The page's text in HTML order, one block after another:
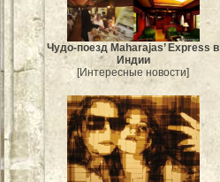
Чудо-поезд Maharajas’ Express в
Индии
[Интересные новости]